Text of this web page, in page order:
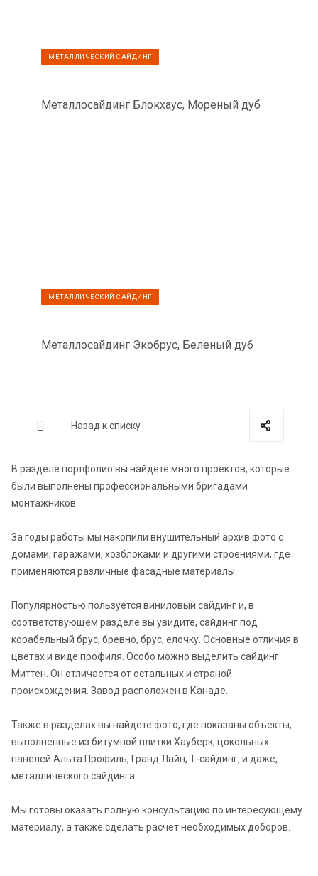
МЕТАЛЛИЧЕСКИЙ САЙДИНГ
Металлосайдинг Блокхаус, Мореный дуб
МЕТАЛЛИЧЕСКИЙ САЙДИНГ
Металлосайдинг Экобрус, Беленый дуб
Назад к списку
В разделе портфолио вы найдете много проектов, которые
были выполнены профессиональными бригадами
монтажников.
За годы работы мы накопили внушительный архив фото с
домами, гаражами, хозблоками и другими строениями, где
применяются различные фасадные материалы.
Популярностью пользуется виниловый сайдинг и, в
соответствующем разделе вы увидите, сайдинг под
корабельный брус, бревно, брус, елочку. Основные отличия в
цветах и виде профиля. Особо можно выделить сайдинг
Миттен. Он отличается от остальных и страной
происхождения. Завод расположен в Канаде.
Также в разделах вы найдете фото, где показаны объекты,
выполненные из битумной плитки Хауберк, цокольных
панелей Альта Профиль, Гранд Лайн, Т-сайдинг, и даже,
металлического сайдинга.
Мы готовы оказать полную консультацию по интересующему
материалу, а также сделать расчет необходимых доборов.